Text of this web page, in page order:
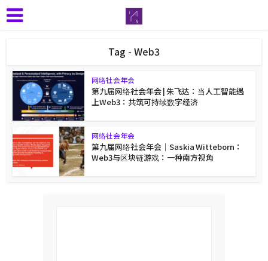
Tag - Web3
网络社会年会
第九届网络社会年会 | 朱飞达：当人工智能遇
上Web3：共筑可持续数字经济
网络社会年会
第九届网络社会年会｜Saskia Witteborn：
Web3与区块链游戏：一种南方视角